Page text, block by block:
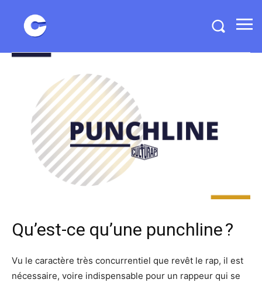
Qu’est-ce qu’une punchline ?
Vu le caractère très concurrentiel que revêt le rap, il est
nécessaire, voire indispensable pour un rappeur qui se